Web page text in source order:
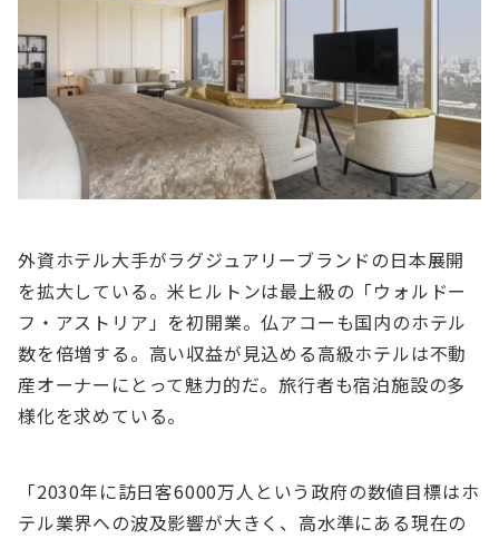
外資ホテル⼤⼿がラグジュアリーブランドの⽇本展開
を拡⼤している。⽶ヒルトンは最上級の「ウォルドー
フ・アストリア」を初開業。仏アコーも国内のホテル
数を倍増する。⾼い収益が⾒込める⾼級ホテルは不動
産オーナーにとって魅⼒的だ。旅⾏者も宿泊施設の多
様化を求めている。
「2030年に訪⽇客6000万⼈という政府の数値⽬標はホ
テル業界への波及影響が⼤きく、⾼⽔準にある現在の